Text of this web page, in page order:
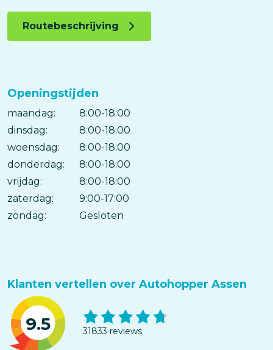
Routebeschrijving
Openingstijden
Dag
Time
slot
Reactie
maandag:
8:00-18:00
dinsdag:
8:00-18:00
woensdag:
8:00-18:00
donderdag:
8:00-18:00
vrijdag:
8:00-18:00
zaterdag:
9:00-17:00
zondag:
Gesloten
Klanten vertellen over Autohopper Assen
9.5 31833 reviews